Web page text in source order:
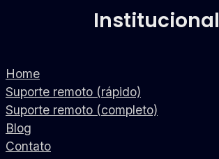
Institucional
Home
Suporte remoto (rápido)
Suporte remoto (completo)
Blog
Contato